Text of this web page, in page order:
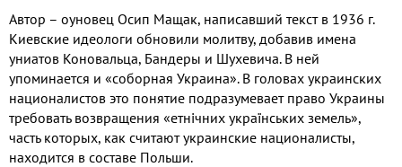
Автор – оуновец Осип Мащак, написавший текст в 1936 г.
Киевские идеологи обновили молитву, добавив имена
униатов Коновальца, Бандеры и Шухевича. В ней
упоминается и «соборная Украина». В головах украинских
националистов это понятие подразумевает право Украины
требовать возвращения «етнічних українських земель»,
часть которых, как считают украинские националисты,
находится в составе Польши.